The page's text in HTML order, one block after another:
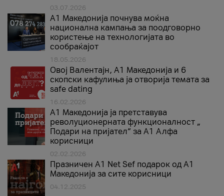
03.07.2026
A1 Македонија почнува моќна
национална кампања за поодговорно
користење на технологијата во
сообраќајот
18.05.2026
Овој Валентајн, A1 Македонија и 6
скопски кафулиња ја отворија темата за
safe dating
16.02.2026
А1 Македонија ја претставува
револуционерната функционалност „
Подари на пријател“ за А1 Алфа
корисници
02.02.2026
Празничен A1 Net Sеf подарок од А1
Македонија за сите корисници
04.12.2025